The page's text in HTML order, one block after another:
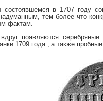
состоявшемся в 1707 году
тем более что
фактам.
появляются
1709 года , а также